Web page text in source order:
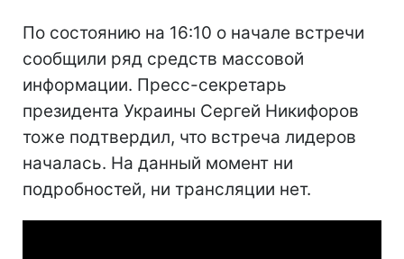
По состоянию на 16:10 о начале встречи
сообщили ряд средств массовой
информации. Пресс-секретарь
президента Украины Сергей Никифоров
тоже подтвердил, что встреча лидеров
началась. На данный момент ни
подробностей, ни трансляции нет.